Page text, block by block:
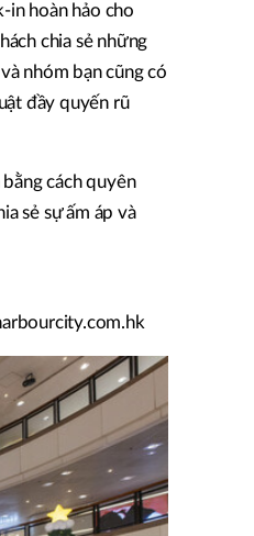
in hoàn hảo cho
chia sẻ những
nhóm bạn cũng có
đầy quyến rũ
cách quyên
sẻ sự ấm áp và